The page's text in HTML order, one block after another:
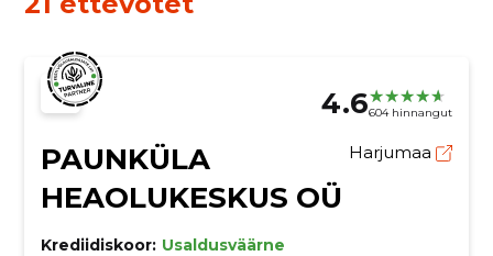
4.6604 hinnangut
PAUNKÜLA
HEAOLUKESKUS OÜ
Harjumaa
Krediidiskoor: Usaldusväärne